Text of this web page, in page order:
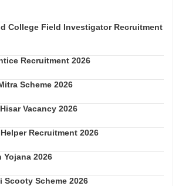
College Field Investigator Recruitment
Recruitment 2026
Scheme 2026
Vacancy 2026
Recruitment 2026
Yojana 2026
Scooty Scheme 2026